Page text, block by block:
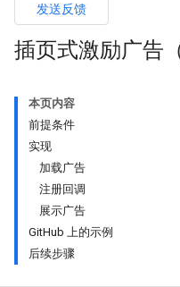
发送反馈
插页式激励广告
本页内容
前提条件
实现
加载广告
注册回调
展示广告
GitHub 上的示例
后续步骤